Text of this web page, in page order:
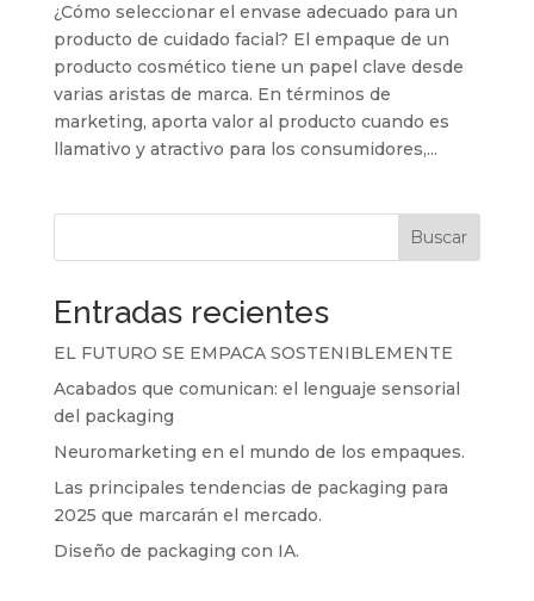
¿Cómo seleccionar el envase adecuado para un
producto de cuidado facial? El empaque de un
producto cosmético tiene un papel clave desde
varias aristas de marca. En términos de
marketing, aporta valor al producto cuando es
llamativo y atractivo para los consumidores,...
Buscar
Entradas recientes
EL FUTURO SE EMPACA SOSTENIBLEMENTE
Acabados que comunican: el lenguaje sensorial
del packaging
Neuromarketing en el mundo de los empaques.
Las principales tendencias de packaging para
2025 que marcarán el mercado.
Diseño de packaging con IA.